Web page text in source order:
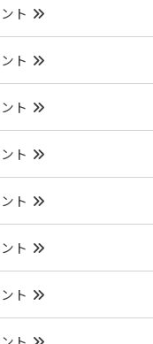
ト
ト
ト
ト
ト
ト
ト